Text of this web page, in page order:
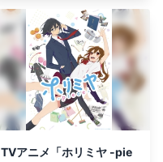
TVアニメ「ホリミヤ -pie